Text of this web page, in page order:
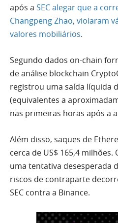
após a SEC alegar que a
Changpeng Zhao, violaram
valores mobiliários.
Segundo dados on-chain
de análise blockchain
registrou uma saída líquida
(equivalentes a
nas primeiras horas após a
Além disso, saques de
cerca de US$ 165,4 milhões.
uma tentativa desesperada
riscos de contraparte
SEC contra a Binance.